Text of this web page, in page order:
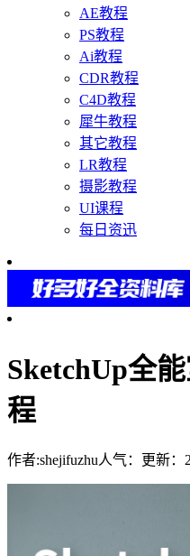
AE教程
PS教程
Ai教程
CDR教程
C4D教程
犀牛教程
其它教程
LR教程
摄影教程
UI课程
每日资迅
SketchUp全
程
作者:shejifuzhu人气： 更新：